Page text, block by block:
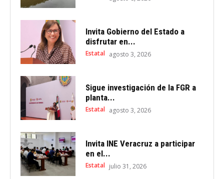
Invita Gobierno del Estado a
disfrutar en...
Estatal agosto 3, 2026
Sigue investigación de la FGR a
planta...
Estatal agosto 3, 2026
Invita INE Veracruz a participar
en el...
Estatal julio 31, 2026